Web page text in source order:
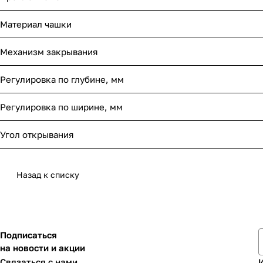
Материал чашки
Механизм закрывания
Регулировка по глубине, мм
Регулировка по ширине, мм
Угол открывания
Назад к списку
Подписаться
на новости и акции